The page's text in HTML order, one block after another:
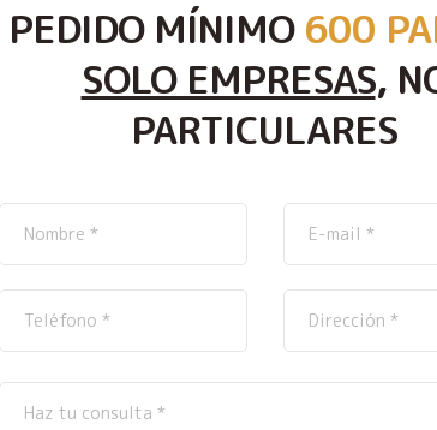
PEDIDO MÍNIMO 600
SOLO EMPRESAS,
PARTICULARES